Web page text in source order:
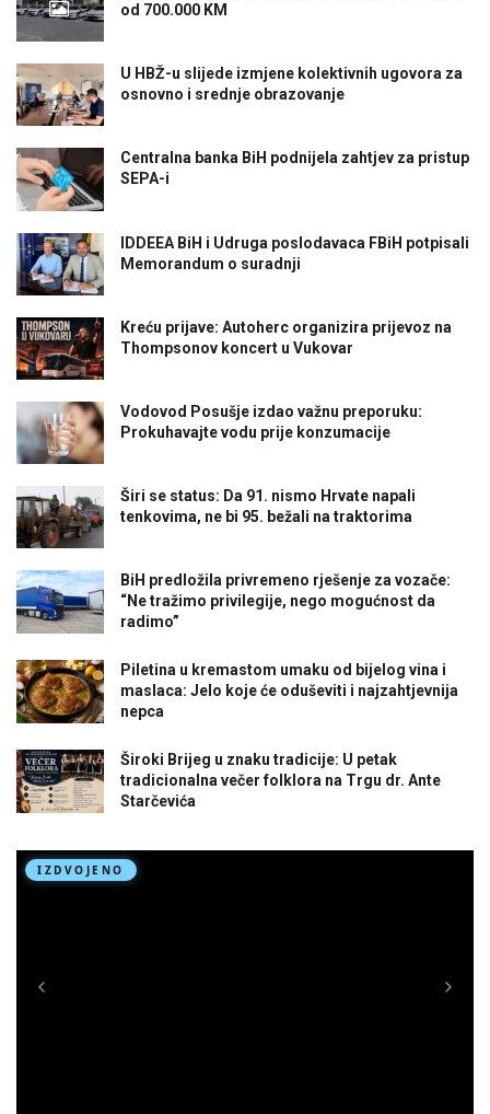
od 700.000 KM
U HBŽ-u slijede izmjene kolektivnih ugovora za
osnovno i srednje obrazovanje
Centralna banka BiH podnijela zahtjev za pristup
SEPA-i
IDDEEA BiH i Udruga poslodavaca FBiH potpisali
Memorandum o suradnji
Kreću prijave: Autoherc organizira prijevoz na
Thompsonov koncert u Vukovar
Vodovod Posušje izdao važnu preporuku:
Prokuhavajte vodu prije konzumacije
Širi se status: Da 91. nismo Hrvate napali
tenkovima, ne bi 95. bežali na traktorima
BiH predložila privremeno rješenje za vozače:
“Ne tražimo privilegije, nego mogućnost da
radimo”
Piletina u kremastom umaku od bijelog vina i
maslaca: Jelo koje će oduševiti i najzahtjevnija
nepca
Široki Brijeg u znaku tradicije: U petak
tradicionalna večer folklora na Trgu dr. Ante
Starčevića